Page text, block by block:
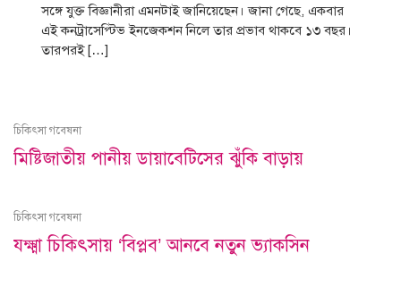
সঙ্গে যুক্ত বিজ্ঞানীরা এমনটাই জানিয়েছেন। জানা গেছে, একবার
এই কনট্রাসেপ্টিভ ইনজেকশন নিলে তার প্রভাব থাকবে ১৩ বছর।
তারপরই […]
চিকিৎসা গবেষনা
মিষ্টিজাতীয় পানীয় ডায়াবেটিসের ঝুঁকি বাড়ায়
চিকিৎসা গবেষনা
যক্ষ্মা চিকিৎসায় ‘বিপ্লব’ আনবে নতুন ভ্যাকসিন